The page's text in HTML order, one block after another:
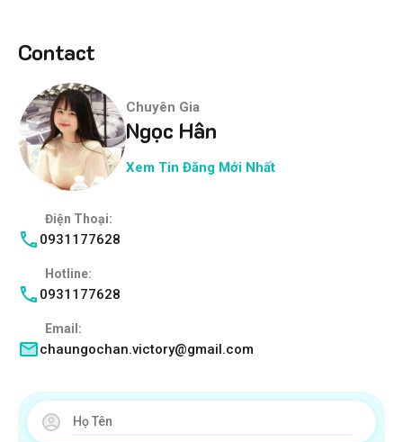
Contact
Chuyên Gia
Ngọc Hân
Xem Tin Đăng Mới Nhất
Điện Thoại:
0931177628
Hotline:
0931177628
Email:
chaungochan.victory@gmail.com